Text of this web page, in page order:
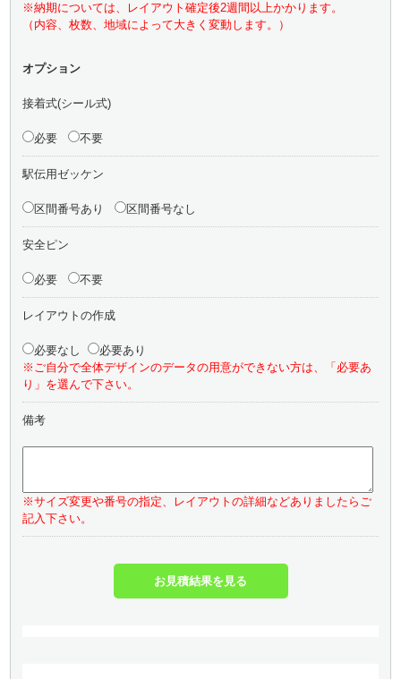
※納期については、レイアウト確定後2週間以上かかります。
（内容、枚数、地域によって大きく変動します。）
オプション
接着式(シール式)
必要 不要
駅伝用ゼッケン
区間番号あり 区間番号なし
安全ピン
必要 不要
レイアウトの作成
必要なし
必要あり
※ご自分で全体デザインのデータの用意ができない方は、「必要あ
り」を選んで下さい。
備考
※サイズ変更や番号の指定、レイアウトの詳細などありましたらご
記入下さい。
お見積結果を見る